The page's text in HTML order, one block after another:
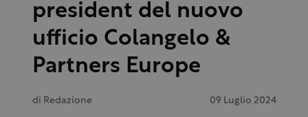
president del nuovo
ufficio Colangelo &
Partners Europe
di Redazione 09 Luglio 2024